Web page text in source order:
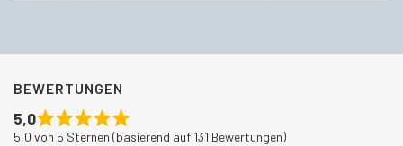
BEWERTUNGEN
5,0
5,0 von 5 Sternen (basierend auf 131 Bewertungen)